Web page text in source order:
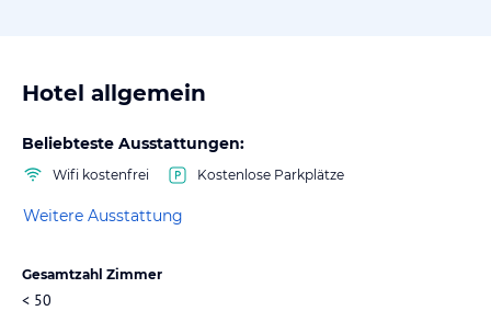
Hotel allgemein
Beliebteste Ausstattungen:
Wifi kostenfrei Kostenlose Parkplätze
Weitere Ausstattung
Gesamtzahl Zimmer
< 50